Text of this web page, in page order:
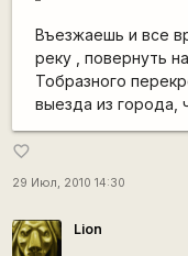
Въезжаешь и все
реку , повернуть
Тобразного
выезда из города,
favorite_border
29 Июл, 2010 14:30
Lion